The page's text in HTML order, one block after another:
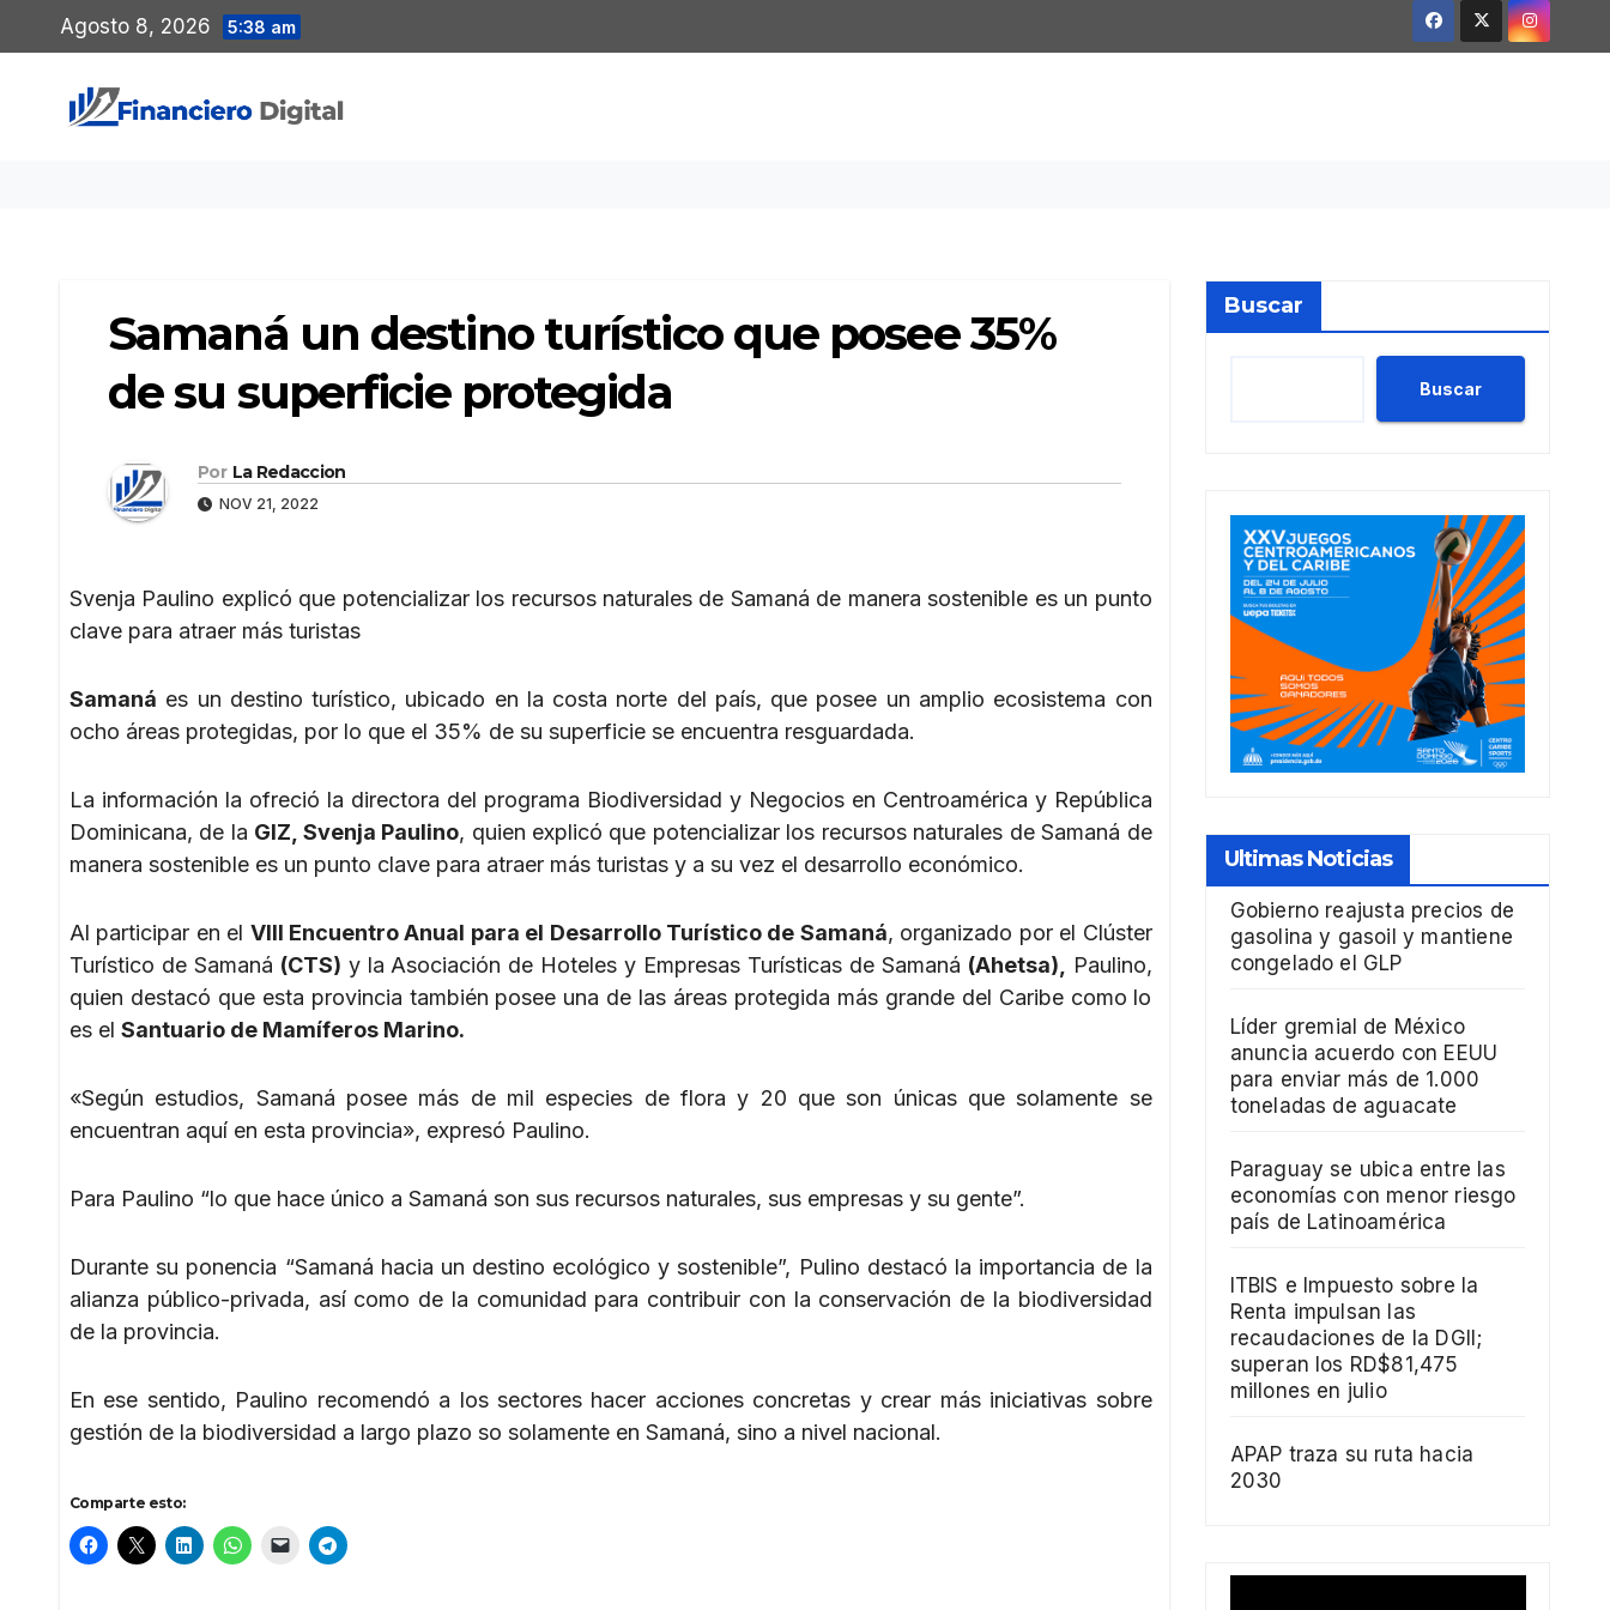
al
contenido
Agosto 8, 2026 5:38 am
Samaná un destino turístico que posee 35%
de su superficie protegida
Por La Redaccion
NOV 21, 2022
Svenja Paulino explicó que potencializar los recursos naturales de Samaná de manera sostenible es un punto
clave para atraer más turistas
Samaná es un destino turístico, ubicado en la costa norte del país, que posee un amplio ecosistema con
ocho áreas protegidas, por lo que el 35% de su superficie se encuentra resguardada.
La información la ofreció la directora del programa Biodiversidad y Negocios en Centroamérica y República
Dominicana, de la GIZ, Svenja Paulino, quien explicó que potencializar los recursos naturales de Samaná de
manera sostenible es un punto clave para atraer más turistas y a su vez el desarrollo económico.
Al participar en el VIII Encuentro Anual para el Desarrollo Turístico de Samaná, organizado por el Clúster
Turístico de Samaná (CTS) y la Asociación de Hoteles y Empresas Turísticas de Samaná (Ahetsa),
Paulino,
quien destacó que esta provincia también posee una de las áreas protegida más grande del Caribe como lo
es el Santuario de Mamíferos Marino.
«Según estudios, Samaná posee más de mil especies de flora y 20 que son únicas que solamente se
encuentran aquí en esta provincia», expresó Paulino.
Para Paulino “lo que hace único a Samaná son sus recursos naturales, sus empresas y su gente”.
Durante su ponencia “Samaná hacia un destino ecológico y sostenible”, Pulino destacó la importancia de la
alianza público-privada, así como de la comunidad para contribuir con la conservación de la biodiversidad
de la provincia.
En ese sentido, Paulino recomendó a los sectores hacer acciones concretas y crear más iniciativas sobre
gestión de la biodiversidad a largo plazo so solamente en Samaná, sino a nivel nacional.
Comparte esto:
Buscar
Buscar
Ultimas Noticias
Gobierno reajusta precios de
gasolina y gasoil y mantiene
congelado el GLP
Líder gremial de México
anuncia acuerdo con EEUU
para enviar más de 1.000
toneladas de aguacate
Paraguay se ubica entre las
economías con menor riesgo
país de Latinoamérica
ITBIS e Impuesto sobre la
Renta impulsan las
recaudaciones de la DGII;
superan los RD$81,475
millones en julio
APAP traza su ruta hacia
2030